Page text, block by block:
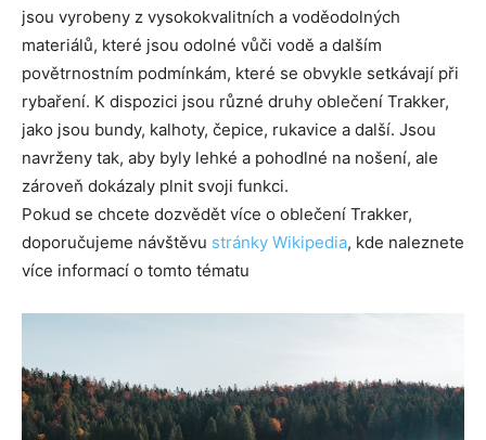
jsou vyrobeny z vysokokvalitních a voděodolných
materiálů, které jsou odolné vůči vodě a dalším
povětrnostním podmínkám, které se obvykle setkávají při
rybaření. K dispozici jsou různé druhy oblečení Trakker,
jako jsou bundy, kalhoty, čepice, rukavice a další. Jsou
navrženy tak, aby byly lehké a pohodlné na nošení, ale
zároveň dokázaly plnit svoji funkci.
Pokud se chcete dozvědět více o oblečení Trakker,
doporučujeme návštěvu stránky Wikipedia, kde naleznete
více informací o tomto tématu